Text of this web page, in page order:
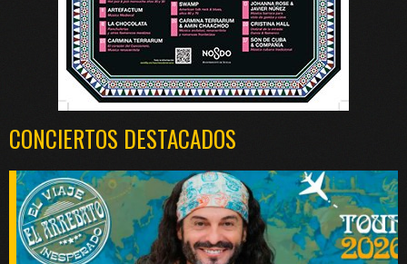
CONCIERTOS DESTACADOS